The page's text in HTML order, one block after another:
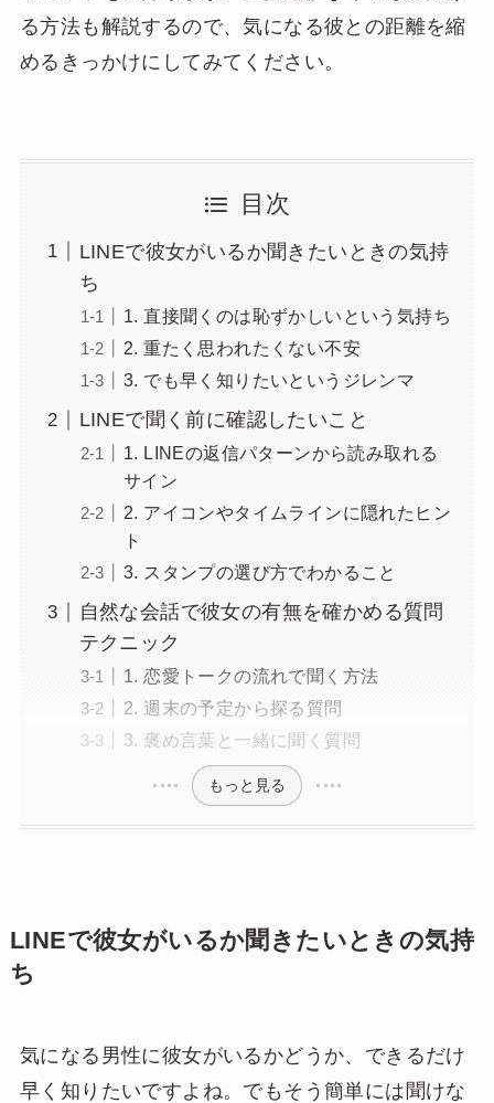
る方法も解説するので、気になる彼との距離を縮
めるきっかけにしてみてください。
目次
LINEで彼女がいるか聞きたいときの気持
ち
1. 直接聞くのは恥ずかしいという気持ち
2. 重たく思われたくない不安
3. でも早く知りたいというジレンマ
LINEで聞く前に確認したいこと
1. LINEの返信パターンから読み取れる
サイン
2. アイコンやタイムラインに隠れたヒン
ト
3. スタンプの選び方でわかること
自然な会話で彼女の有無を確かめる質問
テクニック
1. 恋愛トークの流れで聞く方法
2. 週末の予定から探る質問
3. 褒め言葉と一緒に聞く質問
もっと見る
LINEで彼女がいるか聞きたいときの気持
ち
気になる男性に彼女がいるかどうか、できるだけ
早く知りたいですよね。でもそう簡単には聞けな